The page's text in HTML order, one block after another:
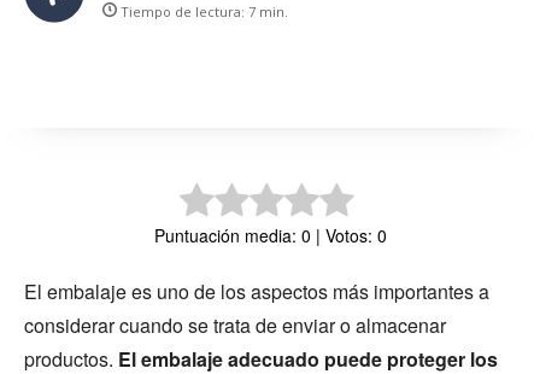
Tiempo de lectura: 7 min.
Puntuación media: 0 | Votos: 0
El embalaje es uno de los aspectos más importantes a
considerar cuando se trata de enviar o almacenar
productos. El embalaje adecuado puede proteger los